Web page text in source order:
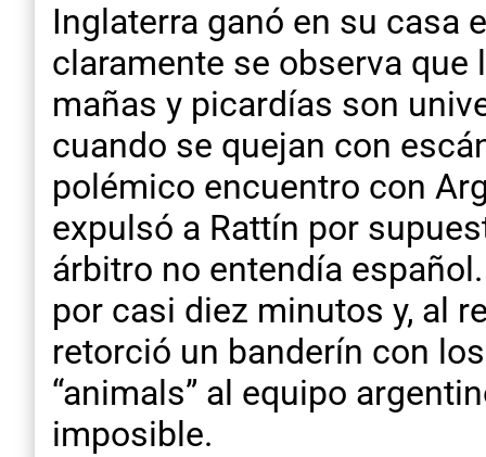
Inglaterra ganó en su casa
claramente se observa
mañas y picardías son
cuando se quejan con
polémico encuentro con
expulsó a Rattín por
árbitro no entendía
por casi diez minutos y, al
retorció un banderín con
“animals” al equipo
imposible.